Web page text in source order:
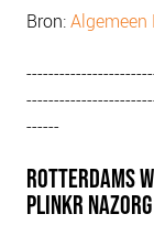
Bron:Algemeen
------
ROTTERDAMS
PLINKR NAZORG